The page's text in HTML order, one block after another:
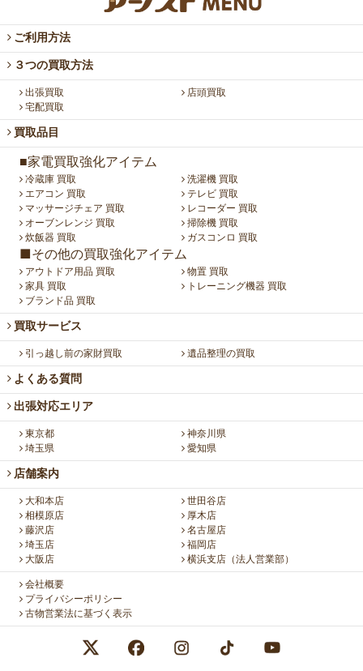
ご利用方法
３つの買取方法
出張買取
店頭買取
宅配買取
買取品目
■家電買取強化アイテム
冷蔵庫 買取
洗濯機 買取
エアコン 買取
テレビ 買取
マッサージチェア 買取
レコーダー 買取
オーブンレンジ 買取
掃除機 買取
炊飯器 買取
ガスコンロ 買取
■その他の買取強化アイテム
アウトドア用品 買取
物置 買取
家具 買取
トレーニング機器 買取
ブランド品 買取
買取サービス
引っ越し前の家財買取 遺品整理の買取
よくある質問
出張対応エリア
東京都
神奈川県
埼玉県
愛知県
店舗案内
大和本店
世田谷店
相模原店
厚木店
藤沢店
名古屋店
埼玉店
福岡店
大阪店
横浜支店（法人営業部）
会社概要
プライバシーポリシー
古物営業法に基づく表示